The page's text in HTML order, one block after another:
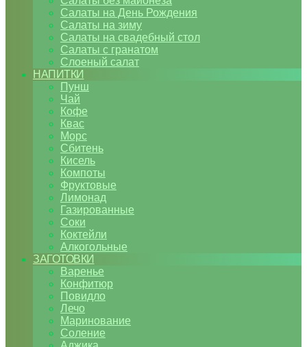
Салаты на День Рождения
Салаты на зиму
Салаты на свадебный стол
Салаты с гранатом
Слоеный салат
НАПИТКИ
Пунш
Чай
Кофе
Квас
Морс
Сбитень
Кисель
Компоты
Фруктовые
Лимонад
Газированные
Соки
Коктейли
Алкогольные
ЗАГОТОВКИ
Варенье
Конфитюр
Повидло
Лечо
Маринование
Соление